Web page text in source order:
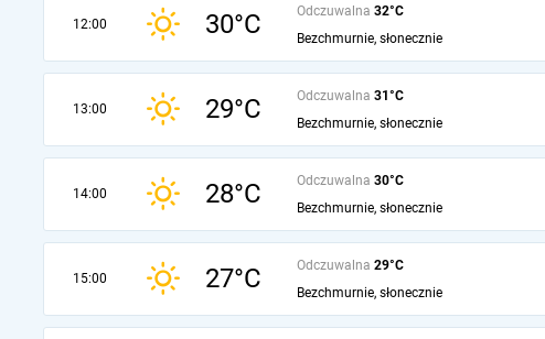
12:00 30°C Odczuwalna 32°C
Bezchmurnie, słonecznie
13:00 29°C Odczuwalna 31°C
Bezchmurnie, słonecznie
14:00 28°C Odczuwalna 30°C
Bezchmurnie, słonecznie
15:00 27°C Odczuwalna 29°C
Bezchmurnie, słonecznie